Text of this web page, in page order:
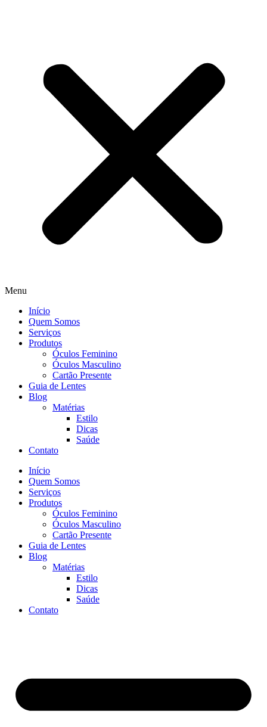
Menu
Início
Quem Somos
Serviços
Produtos
Óculos Feminino
Óculos Masculino
Cartão Presente
Guia de Lentes
Blog
Matérias
Estilo
Dicas
Saúde
Contato
Início
Quem Somos
Serviços
Produtos
Óculos Feminino
Óculos Masculino
Cartão Presente
Guia de Lentes
Blog
Matérias
Estilo
Dicas
Saúde
Contato